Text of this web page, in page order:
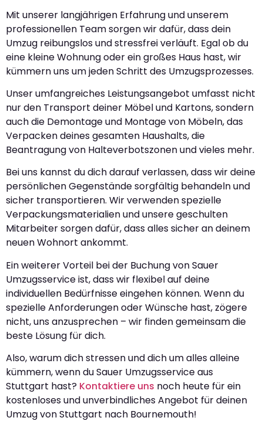
Mit unserer langjährigen Erfahrung und unserem
professionellen Team sorgen wir dafür, dass dein
Umzug reibungslos und stressfrei verläuft. Egal ob du
eine kleine Wohnung oder ein großes Haus hast, wir
kümmern uns um jeden Schritt des Umzugsprozesses.
Unser umfangreiches Leistungsangebot umfasst nicht
nur den Transport deiner Möbel und Kartons, sondern
auch die Demontage und Montage von Möbeln, das
Verpacken deines gesamten Haushalts, die
Beantragung von Halteverbotszonen und vieles mehr.
Bei uns kannst du dich darauf verlassen, dass wir deine
persönlichen Gegenstände sorgfältig behandeln und
sicher transportieren. Wir verwenden spezielle
Verpackungsmaterialien und unsere geschulten
Mitarbeiter sorgen dafür, dass alles sicher an deinem
neuen Wohnort ankommt.
Ein weiterer Vorteil bei der Buchung von Sauer
Umzugsservice ist, dass wir flexibel auf deine
individuellen Bedürfnisse eingehen können. Wenn du
spezielle Anforderungen oder Wünsche hast, zögere
nicht, uns anzusprechen – wir finden gemeinsam die
beste Lösung für dich.
Also, warum dich stressen und dich um alles alleine
kümmern, wenn du Sauer Umzugsservice aus
Stuttgart hast? Kontaktiere uns noch heute für ein
kostenloses und unverbindliches Angebot für deinen
Umzug von Stuttgart nach Bournemouth!